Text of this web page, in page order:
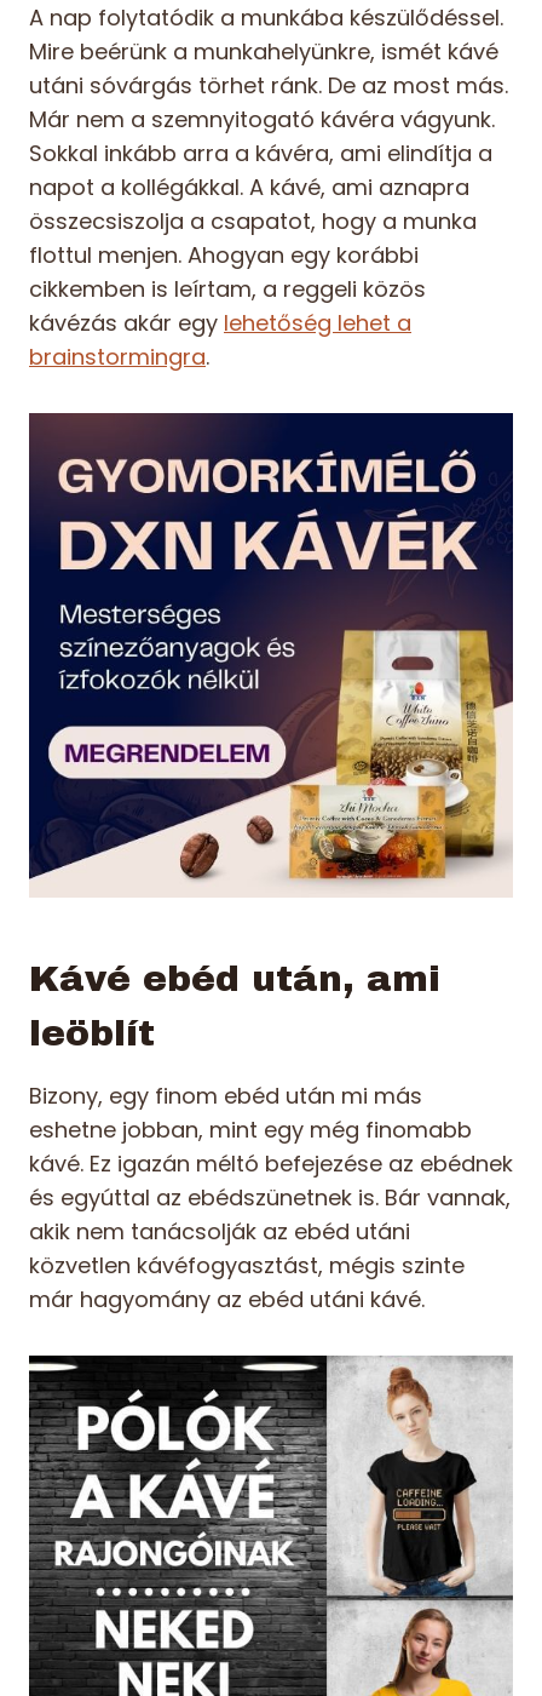
A nap folytatódik a munkába készülődéssel.
Mire beérünk a munkahelyünkre, ismét kávé
utáni sóvárgás törhet ránk. De az most más.
Már nem a szemnyitogató kávéra vágyunk.
Sokkal inkább arra a kávéra, ami elindítja a
napot a kollégákkal. A kávé, ami aznapra
összecsiszolja a csapatot, hogy a munka
flottul menjen. Ahogyan egy korábbi
cikkemben is leírtam, a reggeli közös
kávézás akár egy lehetőség lehet a
brainstormingra.
Kávé ebéd után, ami
leöblít
Bizony, egy finom ebéd után mi más
eshetne jobban, mint egy még finomabb
kávé. Ez igazán méltó befejezése az ebédnek
és egyúttal az ebédszünetnek is. Bár vannak,
akik nem tanácsolják az ebéd utáni
közvetlen kávéfogyasztást, mégis szinte
már hagyomány az ebéd utáni kávé.